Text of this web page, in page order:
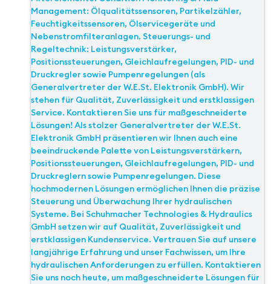
Management: Ölqualitätssensoren, Partikelzähler,
Feuchtigkeitssensoren, Ölservicegeräte und
Nebenstromfilteranlagen. Steuerungs- und
Regeltechnik: Leistungsverstärker,
Positionssteuerungen, Gleichlaufregelungen, PID- und
Druckregler sowie Pumpenregelungen (als
Generalvertreter der W.E.St. Elektronik GmbH). Wir
stehen für Qualität, Zuverlässigkeit und erstklassigen
Service. Kontaktieren Sie uns für maßgeschneiderte
Lösungen! Als stolzer Generalvertreter der W.E.St.
Elektronik GmbH präsentieren wir Ihnen auch eine
beeindruckende Palette von Leistungsverstärkern,
Positionssteuerungen, Gleichlaufregelungen, PID- und
Druckreglern sowie Pumpenregelungen. Diese
hochmodernen Lösungen ermöglichen Ihnen die präzise
Steuerung und Überwachung Ihrer hydraulischen
Systeme. Bei Schuhmacher Technologies & Hydraulics
GmbH setzen wir auf Qualität, Zuverlässigkeit und
erstklassigen Kundenservice. Vertrauen Sie auf unsere
langjährige Erfahrung und unser Fachwissen, um Ihre
hydraulischen Anforderungen zu erfüllen. Kontaktieren
Sie uns noch heute, um maßgeschneiderte Lösungen für